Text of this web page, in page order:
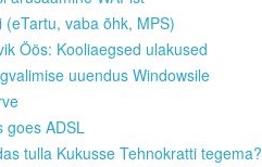
(eTartu, vaba õhk, MPS)
Öös: Kooliaegsed ulakused
uuendus Windowsile
goes ADSL
tulla Kukusse Tehnokratti tegema?